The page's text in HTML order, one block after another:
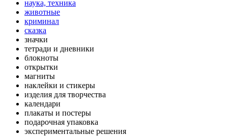
наука, техника
животные
криминал
сказка
значки
тетради и дневники
блокноты
открытки
магниты
наклейки и стикеры
изделия для творчества
календари
плакаты и постеры
подарочная упаковка
экспериментальные решения